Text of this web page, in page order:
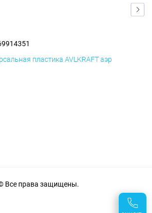
пластика AVLKRAFT аэр
Все права защищены.